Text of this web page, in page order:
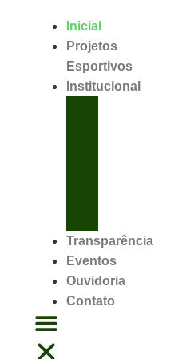
Inicial
Projetos
Esportivos
Institucional
Transparência
Eventos
Ouvidoria
Contato